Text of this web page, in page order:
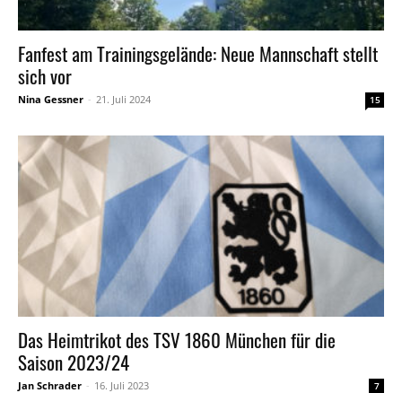
Fanfest am Trainingsgelände: Neue Mannschaft stellt
sich vor
Nina Gessner - 21. Juli 2024 15
Das Heimtrikot des TSV 1860 München für die
Saison 2023/24
Jan Schrader - 16. Juli 2023 7